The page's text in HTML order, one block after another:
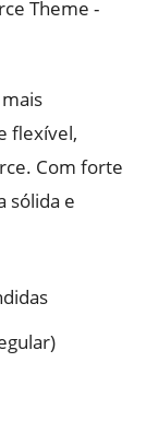
flexível,
Com forte
sólida e